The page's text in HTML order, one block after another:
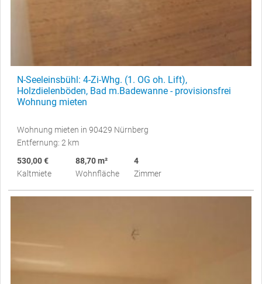
N-Seeleinsbühl: 4-Zi-Whg. (1. OG oh. Lift),
Holzdielenböden, Bad m.Badewanne - provisionsfrei
Wohnung mieten
Wohnung mieten in 90429 Nürnberg
Entfernung: 2 km
530,00 €
Kaltmiete
88,70 m²
Wohnfläche
4
Zimmer